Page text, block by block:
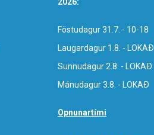
2026:
Föstudagur 31.7. - 10-18
Laugardagur 1.8. - LOKAÐ
Sunnudagur 2.8. - LOKAÐ
Mánudagur 3.8. - LOKAÐ
Opnunartími